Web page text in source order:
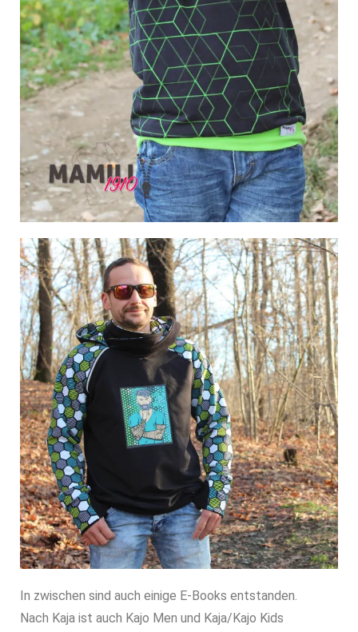
In zwischen sind auch einige E-Books entstanden.
Nach Kaja ist auch Kajo Men und Kaja/Kajo Kids